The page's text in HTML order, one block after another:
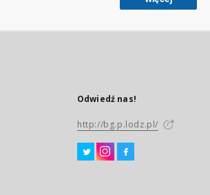
Odwiedź nas!
http://bg.p.lodz.pl/